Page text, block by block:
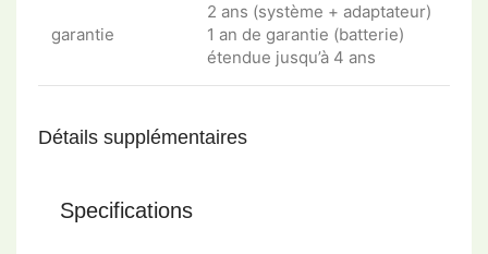
garantie
2 ans (système + adaptateur)
1 an de garantie (batterie)
étendue jusqu’à 4 ans
Détails supplémentaires
Specifications